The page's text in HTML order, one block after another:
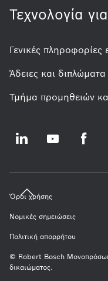
Τεχνολογία
Γενικές πληροφορίες
Άδειες και διπλώματα
Τμήμα προμηθειών
Όροι χρήσης
Νομικές σημειώσεις
Πολιτική απορρήτου
© Robert Bosch
δικαιώματος.